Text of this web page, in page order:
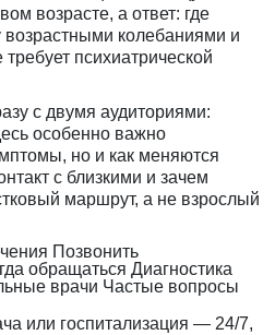
возрасте, а ответ: где
колебаниями и
психиатрической
с двумя аудиториями:
особенно важно
но и как меняются
с близкими и зачем
маршрут, а не взрослый
Позвонить
обращаться Диагностика
врачи Частые вопросы
или госпитализация — 24/7,